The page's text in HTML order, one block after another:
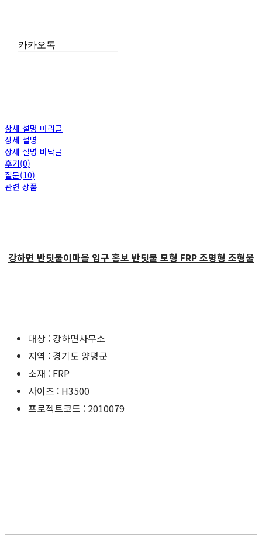
카카오톡
상세 설명 머리글
상세 설명
상세 설명 바닥글
후기(0)
질문(10)
관련 상품
강하면 반딧불이마을 입구 홍보 반딧불 모형 FRP 조명형 조형물
대상 : 강하면사무소
지역 : 경기도 양평군
소재 : FRP
사이즈 : H3500
프로젝트코드 : 2010079